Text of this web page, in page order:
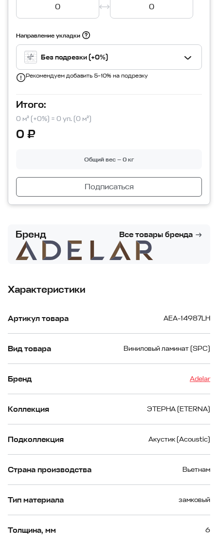
Направление укладки
Без подрезки (+0%)
Рекомендуем добавить 5–10% на подрезку
Итого:
0 м² (+0%) = 0 уп. (0 м²)
0 ₽
Общий вес — 0 кг
Подписаться
Бренд Все товары бренда
Характеристики
Артикул товара AEA-14987LH
Вид товара Виниловый ламинат (SPC)
Бренд Adelar
Коллекция ЭТЕРНА (ETERNA)
Подколлекция Акустик (Acoustic)
Страна производства Вьетнам
Тип материала замковый
Толщина, мм 6